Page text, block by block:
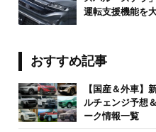
運転支援機能を
おすすめ記事
【国産＆外車】
ルチェンジ予想
ーク情報一覧